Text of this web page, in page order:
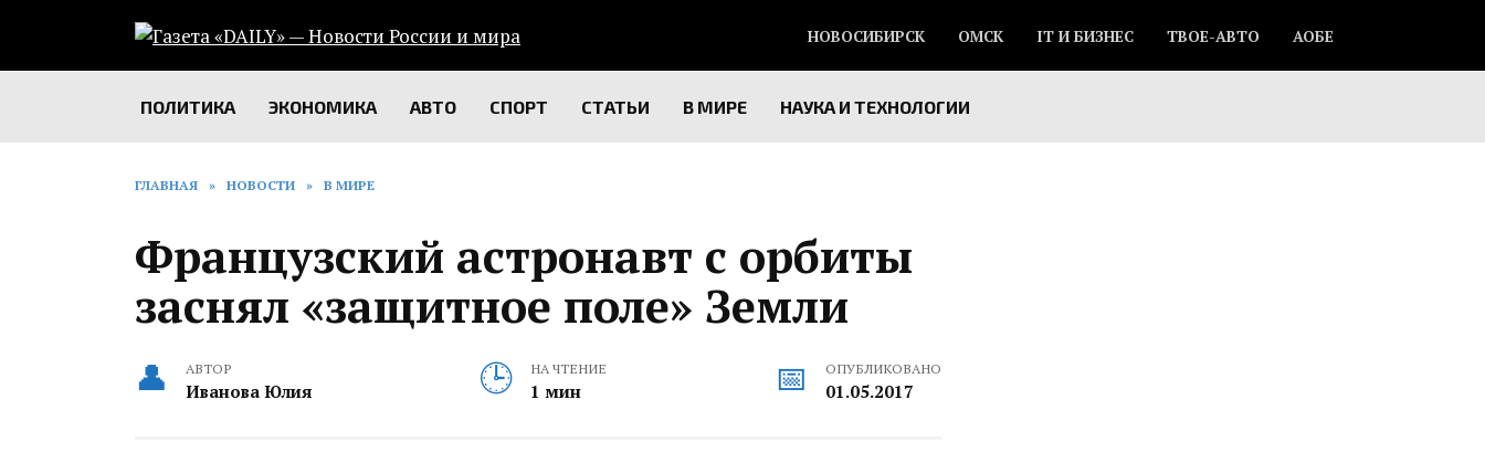
содержанию
НОВОСИБИРСК ОМСК IT И БИЗНЕС ТВОЕ-АВТО АОБЕ
ПОЛИТИКА ЭКОНОМИКА АВТО СПОРТ СТАТЬИ В МИРЕ НАУКА И ТЕХНОЛОГИИ
ГЛАВНАЯ » НОВОСТИ » В МИРЕ
Французский астронавт с орбиты
заснял «защитное поле» Земли
АВТОР
Иванова Юлия
НА ЧТЕНИЕ
1 мин
ОПУБЛИКОВАНО
01.05.2017